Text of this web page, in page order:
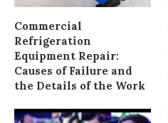
Commercial
Refrigeration
Equipment Repair:
Causes of Failure and
the Details of the Work